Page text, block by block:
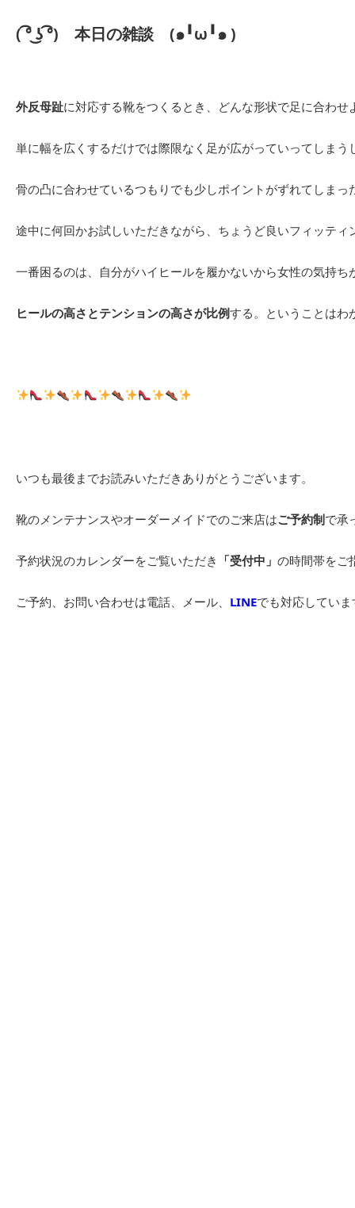
( ͡° ͜ʖ ͡°) 本日の雑談 (๑╹ω╹๑ )
外反母趾に対応する靴をつくるとき、どんな形状で足に合わせ
単に幅を広くするだけでは際限なく足が広がっていってしまう
骨の凸に合わせているつもりでも少しポイントがずれてしまっ
途中に何回かお試しいただきながら、ちょうど良いフィッティ
一番困るのは、自分がハイヒールを履かないから女性の気持ち
ヒールの高さとテンションの高さが比例する。ということはわ
いつも最後までお読みいただきありがとうございます。
靴のメンテナンスやオーダーメイドでのご来店はご予約制で承
予約状況のカレンダーをご覧いただき 「受付中」 の時間帯をご
ご予約、お問い合わせは電話、メール、 LINEでも対応していま